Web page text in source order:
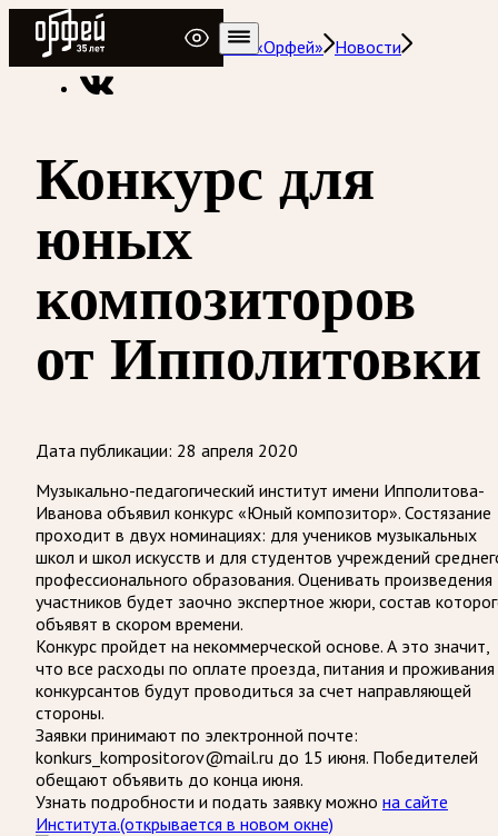
Радио Орфей
Радио классической музыки «Орфей» Новости
Конкурс для
юных
композиторов
от Ипполитовки
Дата публикации: 28 апреля 2020
Музыкально-педагогический институт имени Ипполитова-
Иванова объявил конкурс «Юный композитор». Состязание
проходит в двух номинациях: для учеников музыкальных
школ и школ искусств и для студентов учреждений
профессионального образования. Оценивать произведения
участников будет заочно экспертное жюри, состав
объявят в скором времени.
Конкурс пройдет на некоммерческой основе. А это значит,
что все расходы по оплате проезда, питания и проживания
конкурсантов будут проводиться за счет направляющей
стороны.
Заявки принимают по электронной почте:
konkurs_kompositorov@mail.ru до 15 июня. Победителей
обещают объявить до конца июня.
Узнать подробности и подать заявку можно на сайте
Института.(открывается в новом окне)